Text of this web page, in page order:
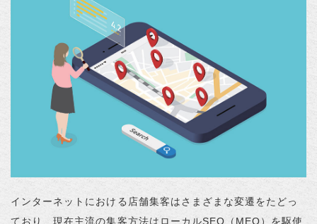
インターネットにおける店舗集客はさまざまな変遷をたどっ
ており、現在主流の集客方法はローカルSEO（MEO）を駆使